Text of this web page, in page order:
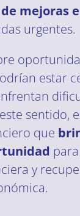
mejoras
urgentes.
estar
sentido,
que
y